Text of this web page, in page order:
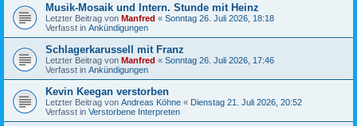
Musik-Mosaik und Intern. Stunde mit Heinz
Letzter Beitrag von Manfred « Sonntag 26. Juli 2026, 18:18
Verfasst in Ankündigungen
Schlagerkarussell mit Franz
Letzter Beitrag von Manfred « Sonntag 26. Juli 2026, 17:46
Verfasst in Ankündigungen
Kevin Keegan verstorben
Letzter Beitrag von Andreas Köhne « Dienstag 21. Juli 2026, 20:52
Verfasst in Verstorbene Interpreten